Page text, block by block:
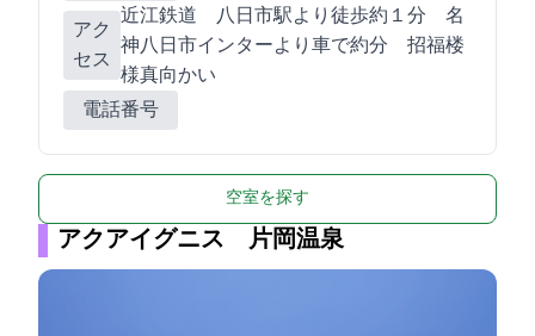
アク
セス
近江鉄道 八日市駅より徒歩約１分 名
神八日市インターより車で約13分 招福楼
様真向かい
電話番号
空室を探す
アクアイグニス 片岡温泉